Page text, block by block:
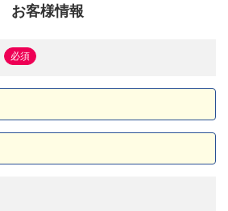
お客様情報
必須